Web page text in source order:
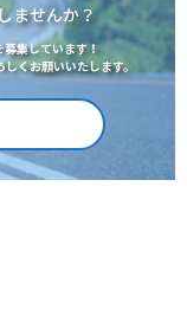
ませんか？
募集しています！
くお願いいたします。